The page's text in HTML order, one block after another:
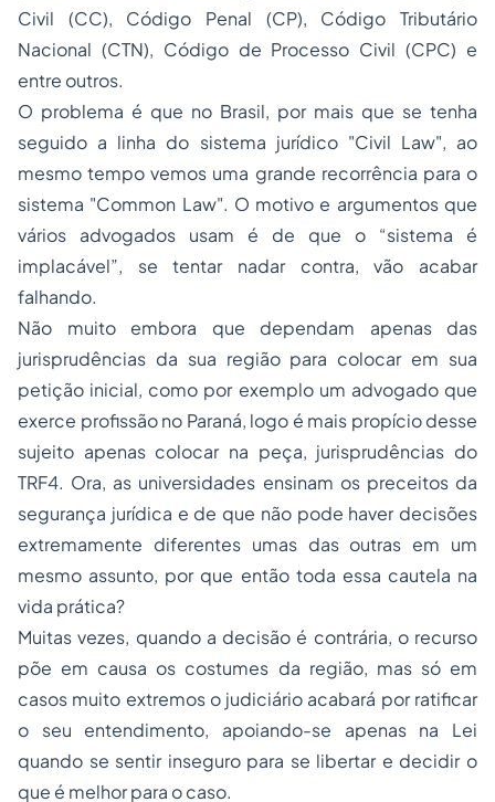
Civil (CC), Código Penal (CP), Código Tributário
Nacional (CTN), Código de Processo Civil (CPC) e
entre outros.
O problema é que no Brasil, por mais que se tenha
seguido a linha do sistema jurídico "Civil Law", ao
mesmo tempo vemos uma grande recorrência para o
sistema "Common Law". O motivo e argumentos que
vários advogados usam é de que o “sistema é
implacável”, se tentar nadar contra, vão acabar
falhando.
Não muito embora que dependam apenas das
jurisprudências da sua região para colocar em sua
petição inicial, como por exemplo um advogado que
exerce profissão no Paraná, logo é mais propício desse
sujeito apenas colocar na peça, jurisprudências do
TRF4. Ora, as universidades ensinam os preceitos da
segurança jurídica e de que não pode haver decisões
extremamente diferentes umas das outras em um
mesmo assunto, por que então toda essa cautela na
vida prática?
Muitas vezes, quando a decisão é contrária, o recurso
põe em causa os costumes da região, mas só em
casos muito extremos o judiciário acabará por ratificar
o seu entendimento, apoiando-se apenas na Lei
quando se sentir inseguro para se libertar e decidir o
que é melhor para o caso.